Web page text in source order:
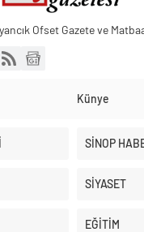
Ofset Gazete ve
Künye
SİNOP
SİYASET
EĞİTİM